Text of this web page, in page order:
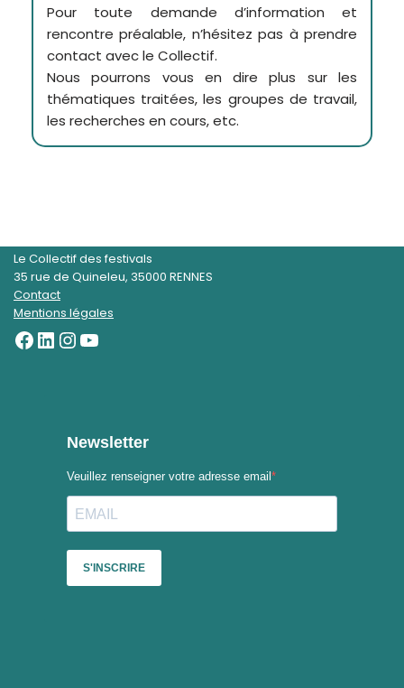
Pour toute demande d’information et
rencontre préalable, n’hésitez pas à prendre
contact avec le Collectif.
Nous pourrons vous en dire plus sur les
thématiques traitées, les groupes de travail,
les recherches en cours, etc.
Le Collectif des festivals
35 rue de Quineleu, 35000 RENNES
Contact
Mentions légales